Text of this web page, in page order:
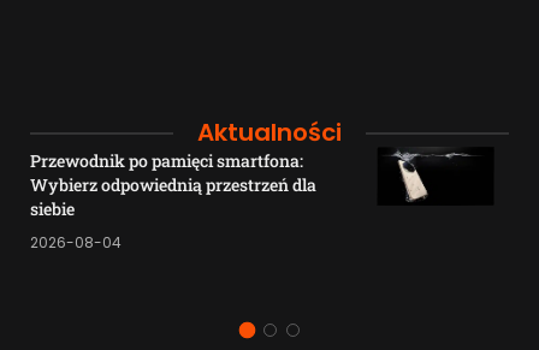
Aktualności
Przewodnik po pamięci smartfona:
Wybierz odpowiednią przestrzeń dla
siebie
2026-08-04